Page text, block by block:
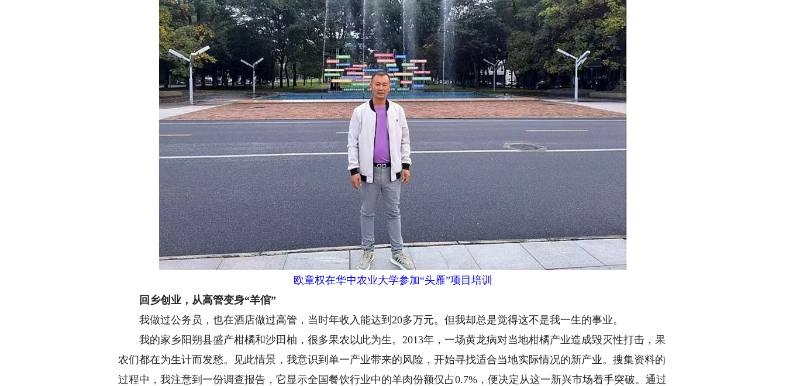
欧章权在华中农业大学参加“头雁”项目培训
回乡创业，从高管变身“羊倌”
我做过公务员，也在酒店做过高管，当时年收入能达到20多万元。但我却总是觉得这不是我一生的事业。
我的家乡阳朔县盛产柑橘和沙田柚，很多果农以此为生。2013年，一场黄龙病对当地柑橘产业造成毁灭性打击，果
农们都在为生计而发愁。见此情景，我意识到单一产业带来的风险，开始寻找适合当地实际情况的新产业。搜集资料的
过程中，我注意到一份调查报告，它显示全国餐饮行业中的羊肉份额仅占0.7%，便决定从这一新兴市场着手突破。通过